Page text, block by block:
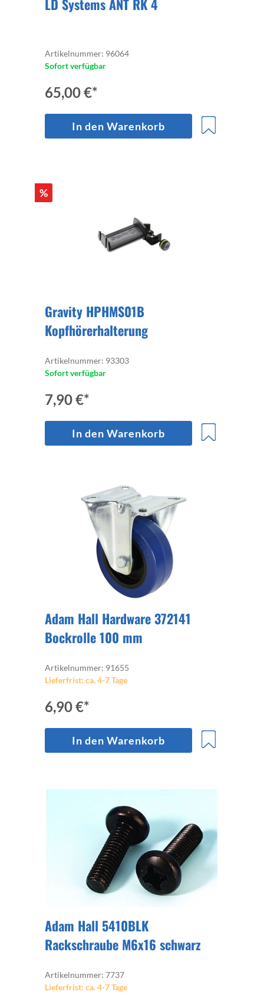
LD Systems ANT RK 4
Artikelnummer: 96064
Sofort verfügbar
65,00 €*
In den Warenkorb
%
Gravity HPHMS01B
Kopfhörerhalterung
Artikelnummer: 93303
Sofort verfügbar
7,90 €*
In den Warenkorb
Adam Hall Hardware 372141
Bockrolle 100 mm
Artikelnummer: 91655
Lieferfrist: ca. 4-7 Tage
6,90 €*
In den Warenkorb
Adam Hall 5410BLK
Rackschraube M6x16 schwarz
Artikelnummer: 7737
Lieferfrist: ca. 4-7 Tage